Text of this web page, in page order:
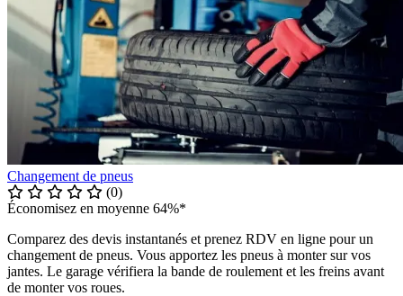
Changement de pneus
(0)
Économisez en moyenne 64%*
Comparez des devis instantanés et prenez RDV en ligne pour un
changement de pneus. Vous apportez les pneus à monter sur vos
jantes. Le garage vérifiera la bande de roulement et les freins avant
de monter vos roues.